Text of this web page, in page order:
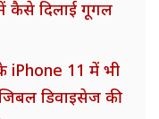
कैसे दिलाई गूगल
iPhone 11 में भी
डिवाइसेज की